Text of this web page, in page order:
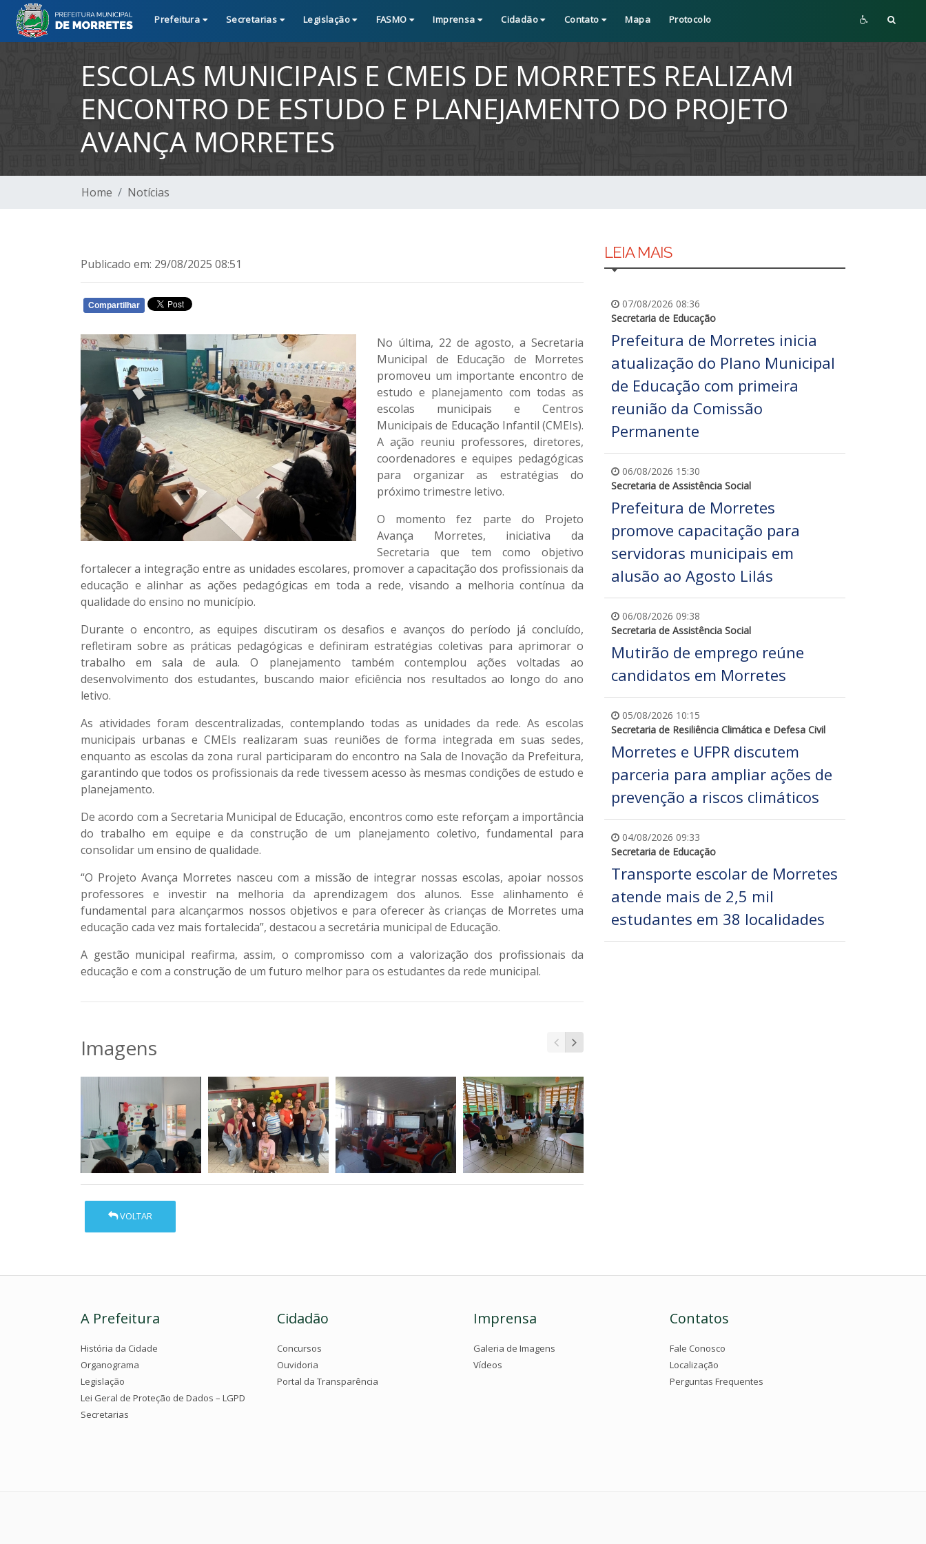
Prefeitura Secretarias Legislação FASMO Imprensa Cidadão Contato Mapa Protocolo
ESCOLAS MUNICIPAIS E CMEIS DE MORRETES REALIZAM
ENCONTRO DE ESTUDO E PLANEJAMENTO DO PROJETO
AVANÇA MORRETES
Home Notícias
Publicado em: 29/08/2025 08:51
Compartilhar
No última, 22 de agosto, a Secretaria
Municipal de Educação de Morretes
promoveu um importante encontro de
estudo e planejamento com todas as
escolas municipais e Centros
Municipais de Educação Infantil (CMEIs).
A ação reuniu professores, diretores,
coordenadores e equipes pedagógicas
para organizar as estratégias do
próximo trimestre letivo.
O momento fez parte do Projeto
Avança Morretes, iniciativa da
Secretaria que tem como objetivo
fortalecer a integração entre as unidades escolares, promover acapacitação dos profissionais da
educação e alinhar as ações pedagógicas em toda a rede, visando a melhoria contínua da
qualidade do ensino no município.
Durante o encontro, as equipes discutiram osdesafios e avanços do período já concluído,
refletiram sobre as práticas pedagógicas e definiram estratégias coletivas para aprimorar o
trabalho em sala de aula. O planejamento também contemplou ações voltadas ao
desenvolvimento dos estudantes, buscando maior eficiência nos resultados ao longo do ano
letivo.
As atividades foram descentralizadas, contemplando todas as unidades da rede. As escolas
municipais urbanas e CMEIs realizaram suas reuniões de forma integrada em suas sedes,
enquanto as escolas da zona rural participaram do encontro na Sala de Inovação da Prefeitura,
garantindo que todos os profissionais da rede tivessem acesso às mesmas condições de estudo e
planejamento.
De acordo com a Secretaria Municipal de Educação, encontros como este reforçam a importância
do trabalho em equipe e da construção de um planejamento coletivo, fundamental para
consolidar um ensino de qualidade.
“O Projeto Avança Morretes nasceu com a missão de integrar nossas escolas, apoiar nossos
professores e investir na melhoria da aprendizagem dos alunos. Esse alinhamento é
fundamental para alcançarmos nossos objetivos e para oferecer às crianças de Morretes uma
educação cada vez mais fortalecida”, destacou a secretária municipal de Educação.
A gestão municipal reafirma, assim, o compromisso com a valorização dos profissionais da
educação e com a construção de um futuro melhor para os estudantes da rede municipal.
Imagens
VOLTAR
LEIA MAIS
07/08/2026 08:36
Secretaria de Educação
Prefeitura de Morretes inicia
atualização do Plano Municipal
de Educação com primeira
reunião da Comissão
Permanente
06/08/2026 15:30
Secretaria de Assistência Social
Prefeitura de Morretes
promove capacitação para
servidoras municipais em
alusão ao Agosto Lilás
06/08/2026 09:38
Secretaria de Assistência Social
Mutirão de emprego reúne
candidatos em Morretes
05/08/2026 10:15
Secretaria de Resiliência Climática e Defesa Civil
Morretes e UFPR discutem
parceria para ampliar ações de
prevenção a riscos climáticos
04/08/2026 09:33
Secretaria de Educação
Transporte escolar de Morretes
atende mais de 2,5 mil
estudantes em 38 localidades
A Prefeitura
História da Cidade
Organograma
Legislação
Lei Geral de Proteção de Dados – LGPD
Secretarias
Cidadão
Concursos
Ouvidoria
Portal da Transparência
Imprensa
Galeria de Imagens
Vídeos
Contatos
Fale Conosco
Localização
Perguntas Frequentes